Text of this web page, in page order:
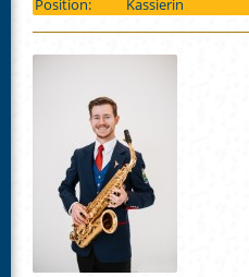
Position: Kassierin